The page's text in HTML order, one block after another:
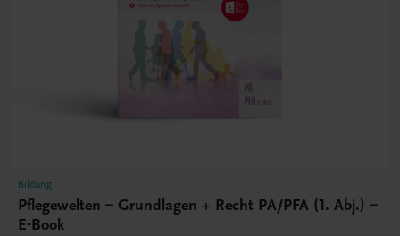
Bildung
Pflegewelten – Grundlagen + Recht PA/PFA (1. Abj.) –
E-Book